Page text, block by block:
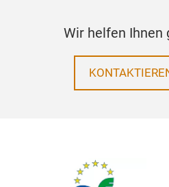
Wir helfen Ihnen